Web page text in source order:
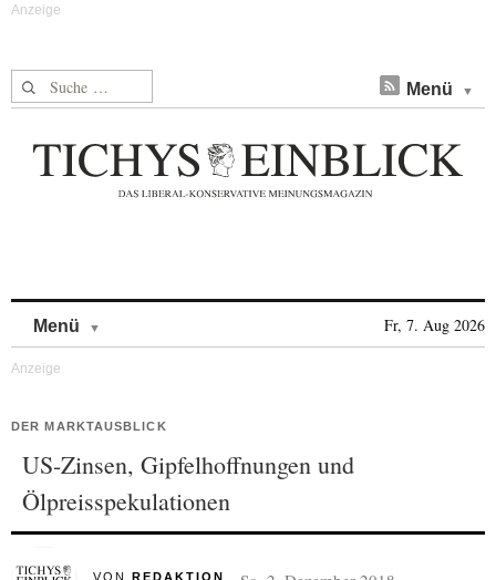
Suche nach: Menü
Menü Fr, 7. Aug 2026
DER MARKTAUSBLICK
US-Zinsen, Gipfelhoffnungen und
Ölpreisspekulationen
VON REDAKTION